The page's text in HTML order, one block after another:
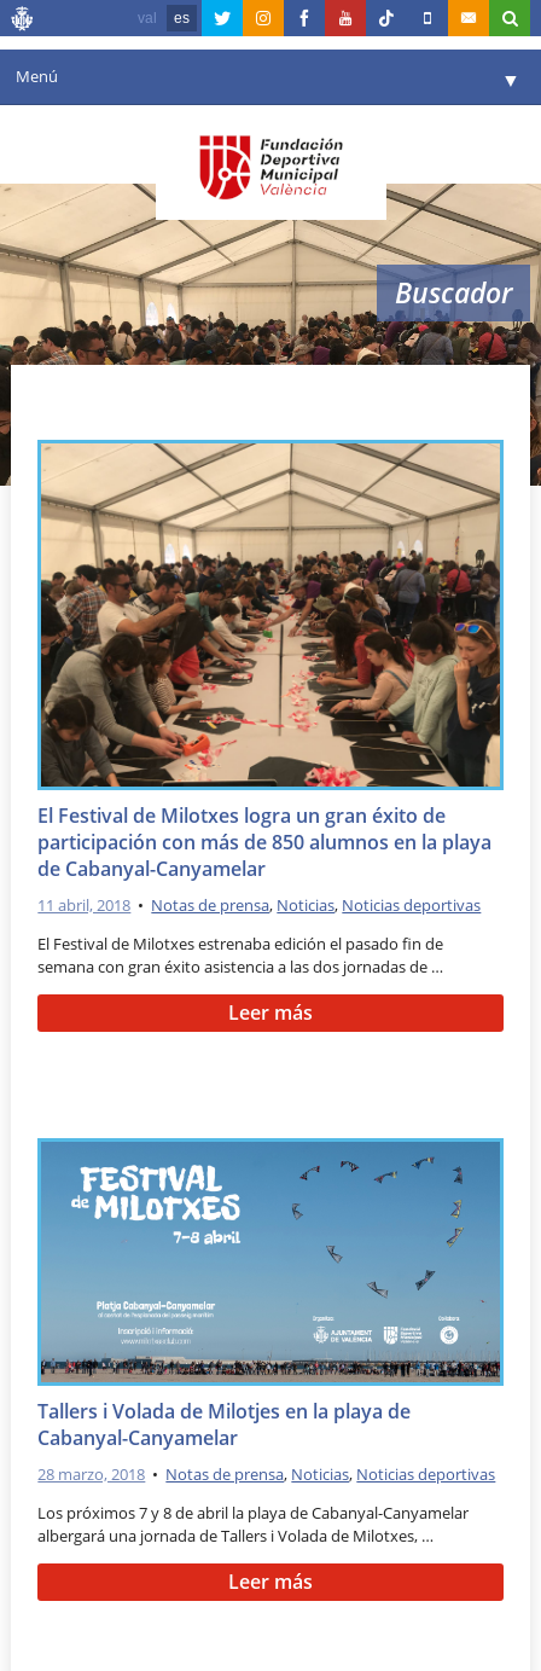
val es
Menú ▼
Agenda
Instalaciones ▼
Comunicación ▼
Valencia en deporte ▼
Reservas
Buscador
festival de cometas
El Festival de Milotxes logra un gran éxito de
participación con más de 850 alumnos en la playa
de Cabanyal-Canyamelar
11 abril, 2018 • Notas de prensa, Noticias, Noticias deportivas
El Festival de Milotxes estrenaba edición el pasado fin de
semana con gran éxito asistencia a las dos jornadas de …
Leer más
Tallers i Volada de Milotjes en la playa de
Cabanyal-Canyamelar
28 marzo, 2018 • Notas de prensa, Noticias, Noticias deportivas
Los próximos 7 y 8 de abril la playa de Cabanyal-Canyamelar
albergará una jornada de Tallers i Volada de Milotxes, …
Leer más